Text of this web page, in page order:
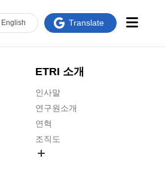
ETRI 소개
인사말
연구원소개
연혁
조직도
English Translate